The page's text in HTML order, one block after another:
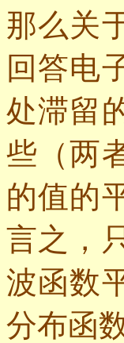
那么关
回答电
处滞留
些（两
的值的
言之，
波函数
分布函数